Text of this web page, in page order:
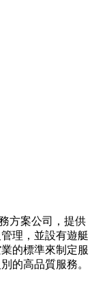
方案公司，提供
理，並設有遊艇
的標準來制定服
的高品質服務。